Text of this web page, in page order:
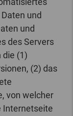
und
und
des Servers
die (1)
(2) das
von welcher
Internetseite